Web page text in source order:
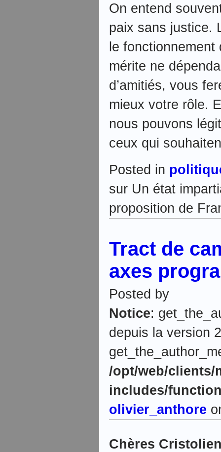
On entend
paix sans justice.
le fonctionnement
mérite ne
d’amitiés, vous
mieux votre rôle.
nous pouvons
ceux qui
Posted in
sur Un état
proposition de
Tract de
axes
Posted by
Notice:
depuis la version
/opt/web/clients/
includes/
olivier_anthore
Chères